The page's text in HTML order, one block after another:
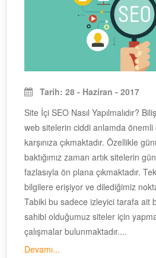
Tarih: 28 - Haziran - 2017
Site İçi SEO Nasıl Yapılmalıdır?
web sitelerin ciddi anlamda
karşınıza çıkmaktadır. Özellikle
baktığımız zaman artık sitelerin
fazlasıyla ön plana çıkmaktadır.
bilgilere erişiyor ve dilediğimiz
Tabiki bu sadece izleyici tarafa ait
sahibi olduğumuz siteler için
çalışmalar bulunmaktadır....
Devamı...